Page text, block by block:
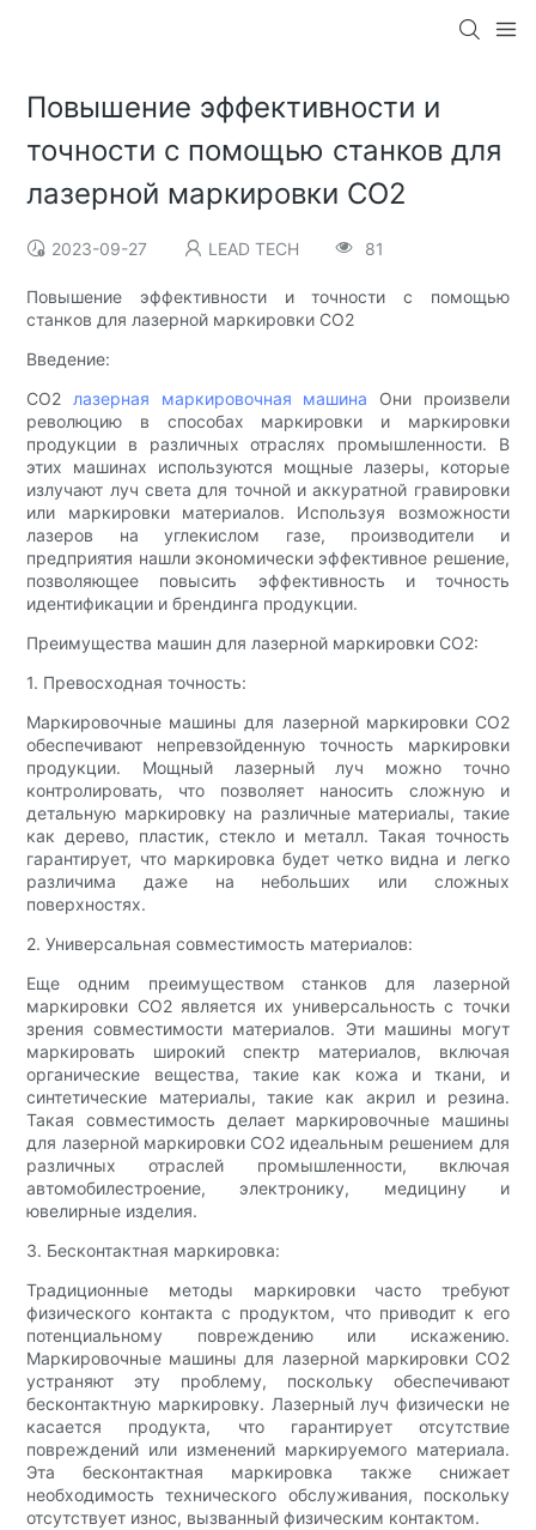
Повышение эффективности и
точности с помощью станков для
лазерной маркировки CO2
2023-09-27 LEAD TECH 81
Повышение эффективности и точности с помощью
станков для лазерной маркировки CO2
Введение:
CO2 лазерная маркировочная машина Они произвели
революцию в способах маркировки и маркировки
продукции в различных отраслях промышленности. В
этих машинах используются мощные лазеры, которые
излучают луч света для точной и аккуратной гравировки
или маркировки материалов. Используя возможности
лазеров на углекислом газе, производители и
предприятия нашли экономически эффективное решение,
позволяющее повысить эффективность и точность
идентификации и брендинга продукции.
Преимущества машин для лазерной маркировки CO2:
1. Превосходная точность:
Маркировочные машины для лазерной маркировки CO2
обеспечивают непревзойденную точность маркировки
продукции. Мощный лазерный луч можно точно
контролировать, что позволяет наносить сложную и
детальную маркировку на различные материалы, такие
как дерево, пластик, стекло и металл. Такая точность
гарантирует, что маркировка будет четко видна и легко
различима даже на небольших или сложных
поверхностях.
2. Универсальная совместимость материалов:
Еще одним преимуществом станков для лазерной
маркировки CO2 является их универсальность с точки
зрения совместимости материалов. Эти машины могут
маркировать широкий спектр материалов, включая
органические вещества, такие как кожа и ткани, и
синтетические материалы, такие как акрил и резина.
Такая совместимость делает маркировочные машины
для лазерной маркировки CO2 идеальным решением для
различных отраслей промышленности, включая
автомобилестроение, электронику, медицину и
ювелирные изделия.
3. Бесконтактная маркировка:
Традиционные методы маркировки часто требуют
физического контакта с продуктом, что приводит к его
потенциальному повреждению или искажению.
Маркировочные машины для лазерной маркировки CO2
устраняют эту проблему, поскольку обеспечивают
бесконтактную маркировку. Лазерный луч физически не
касается продукта, что гарантирует отсутствие
повреждений или изменений маркируемого материала.
Эта бесконтактная маркировка также снижает
необходимость технического обслуживания, поскольку
отсутствует износ, вызванный физическим контактом.